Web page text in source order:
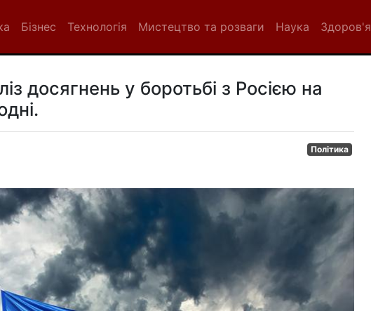
Бізнес Технологія Мистецтво та розваги Наука Здоров'я
досягнень у боротьбі з Росією на
Політика